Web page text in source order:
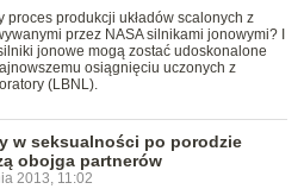
proces produkcji układów scalonych z
przez NASA silnikami jonowymi? I
jonowe mogą zostać udoskonalone
osiągnięciu uczonych z
(LBNL).
w seksualności po porodzie
obojga partnerów
2013, 11:02